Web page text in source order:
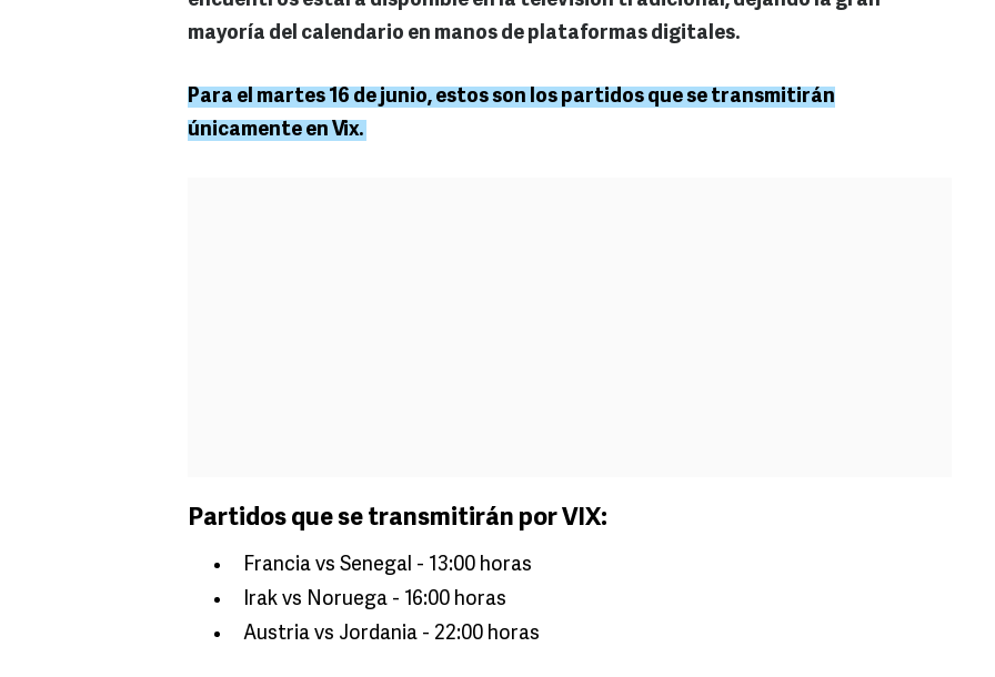
mayoría del calendario en manos de plataformas digitales.
Para el martes 16 de junio, estos son los partidos que se transmitirán
únicamente en Vix.
Partidos que se transmitirán por VIX:
Francia vs Senegal - 13:00 horas
Irak vs Noruega - 16:00 horas
Austria vs Jordania - 22:00 horas